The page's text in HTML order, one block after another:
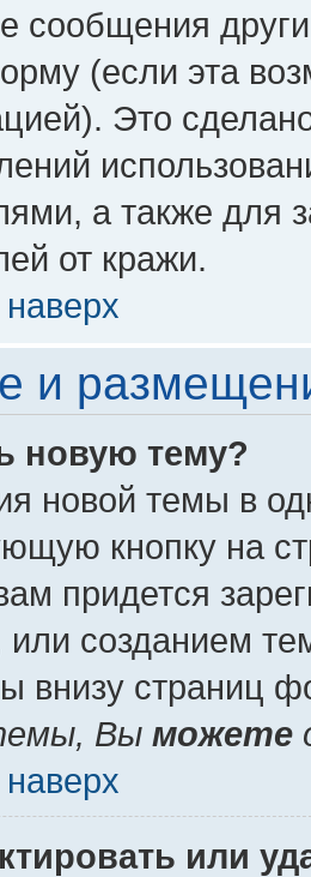
сообщения
(если эта
Это
а также для
от кражи.
и
новую тему?
новой темы в
кнопку на
придется
созданием
внизу страниц
Вы можете
или